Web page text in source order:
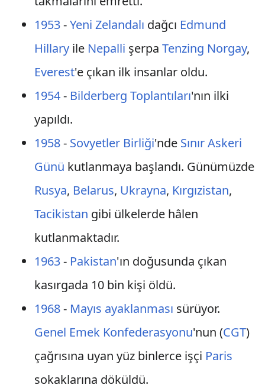
1953-Yeni Zelandalı dağcı Edmund
Hillaryile Nepalli şerpa Tenzing Norgay,
Everest'e çıkan ilk insanlar oldu.
1954- Bilderberg Toplantıları'nın ilki
yapıldı.
1958- Sovyetler Birliği'nde Sınır Askeri
Günü kutlanmaya başlandı. Günümüzde
Rusya, Belarus, Ukrayna, Kırgızistan,
Tacikistan gibi ülkelerde hâlen
kutlanmaktadır.
1963- Pakistan'ın doğusunda çıkan
kasırgada 10 bin kişi öldü.
1968- Mayıs ayaklanması sürüyor.
Genel Emek Konfederasyonu'nun (CGT)
çağrısına uyan yüz binlerce işçi Paris
sokaklarına döküldü.